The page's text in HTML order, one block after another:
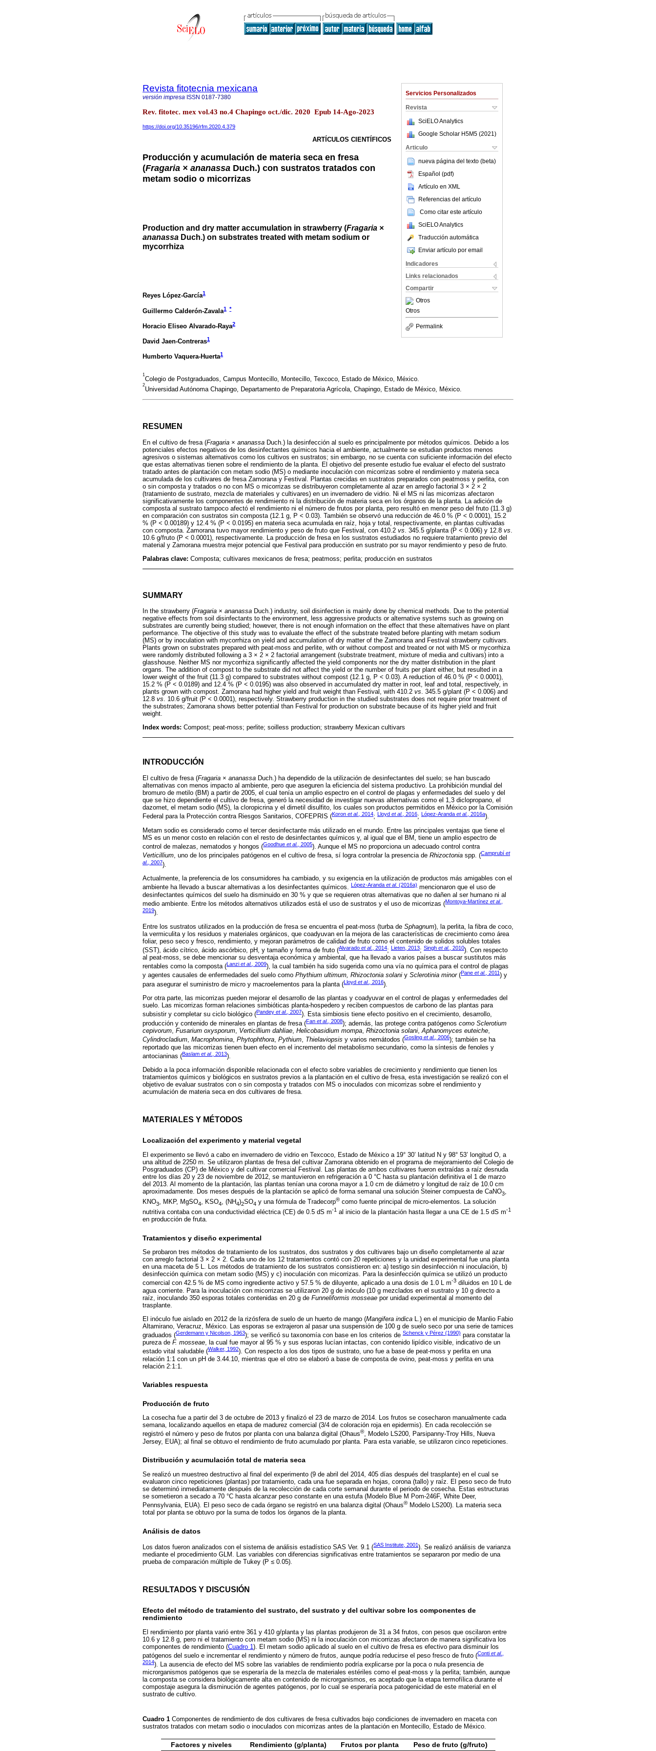
Servicios Personalizados
Revista
SciELO Analytics
Google Scholar H5M5 (2021 )
Articulo
nueva página del texto (beta)
Español (pdf)
Artículo en XML
Referencias del artículo
Como citar este artículo
SciELO Analytics
Traducción automática
Enviar artículo por email
Indicadores
Links relacionados
Compartir
Otros
Otros
Permalink
Revista fitotecnia mexicana
versión impresa ISSN 0187-7380
Rev. fitotec. mex vol.43 no.4 Chapingo oct./dic. 2020 Epub 14-Ago-2023
https://doi.org/10.35196/rfm.2020.4.379
ARTÍCULOS CIENTÍFICOS
Producción y acumulación de materia seca en fresa
(Fragaria × ananassa Duch.) con sustratos tratados con
metam sodio o micorrizas
Production and dry matter accumulation in strawberry (Fragaria ×
ananassa Duch.) on substrates treated with metam sodium or
mycorrhiza
Reyes López-García1
Guillermo Calderón-Zavala1 *
Horacio Eliseo Alvarado-Raya2
David Jaen-Contreras1
Humberto Vaquera-Huerta1
1
Colegio de Postgraduados, Campus Montecillo, Montecillo, Texcoco, Estado de México, México.
2
Universidad Autónoma Chapingo, Departamento de Preparatoria Agrícola, Chapingo, Estado de México, México.
RESUMEN
En el cultivo de fresa (Fragaria × ananassa Duch.) la desinfección al suelo es principalmente por métodos químicos. Debido a los
potenciales efectos negativos de los desinfectantes químicos hacia el ambiente, actualmente se estudian productos menos
agresivos o sistemas alternativos como los cultivos en sustratos; sin embargo, no se cuenta con suficiente información del efecto
que estas alternativas tienen sobre el rendimiento de la planta. El objetivo del presente estudio fue evaluar el efecto del sustrato
tratado antes de plantación con metam sodio (MS) o mediante inoculación con micorrizas sobre el rendimiento y materia seca
acumulada de los cultivares de fresa Zamorana y Festival. Plantas crecidas en sustratos preparados con peatmoss y perlita, con
o sin composta y tratados o no con MS o micorrizas se distribuyeron completamente al azar en arreglo factorial 3 × 2 × 2
(tratamiento de sustrato, mezcla de materiales y cultivares) en un invernadero de vidrio. Ni el MS ni las micorrizas afectaron
significativamente los componentes de rendimiento ni la distribución de materia seca en los órganos de la planta. La adición de
composta al sustrato tampoco afectó el rendimiento ni el número de frutos por planta, pero resultó en menor peso del fruto (11.3 g)
en comparación con sustratos sin composta (12.1 g, P < 0.03). También se observó una reducción de 46.0 % (P < 0.0001), 15.2
% (P < 0.00189) y 12.4 % (P < 0.0195) en materia seca acumulada en raíz, hoja y total, respectivamente, en plantas cultivadas
con composta. Zamorana tuvo mayor rendimiento y peso de fruto que Festival, con 410.2 vs. 345.5 g/planta (P < 0.006) y 12.8 vs.
10.6 g/fruto (P < 0.0001), respectivamente. La producción de fresa en los sustratos estudiados no requiere tratamiento previo del
material y Zamorana muestra mejor potencial que Festival para producción en sustrato por su mayor rendimiento y peso de fruto.
Palabras clave: Composta; cultivares mexicanos de fresa; peatmoss; perlita; producción en sustratos
SUMMARY
In the strawberry (Fragaria × ananassa Duch.) industry, soil disinfection is mainly done by chemical methods. Due to the potential
negative effects from soil disinfectants to the environment, less aggressive products or alternative systems such as growing on
substrates are currently being studied; however, there is not enough information on the effect that these alternatives have on plant
performance. The objective of this study was to evaluate the effect of the substrate treated before planting with metam sodium
(MS) or by inoculation with mycorrhiza on yield and accumulation of dry matter of the Zamorana and Festival strawberry cultivars.
Plants grown on substrates prepared with peat-moss and perlite, with or without compost and treated or not with MS or mycorrhiza
were randomly distributed following a 3 × 2 × 2 factorial arrangement (substrate treatment, mixture of media and cultivars) into a
glasshouse. Neither MS nor mycorrhiza significantly affected the yield components nor the dry matter distribution in the plant
organs. The addition of compost to the substrate did not affect the yield or the number of fruits per plant either, but resulted in a
lower weight of the fruit (11.3 g) compared to substrates without compost (12.1 g, P < 0.03). A reduction of 46.0 % (P < 0.0001),
15.2 % (P < 0.0189) and 12.4 % (P < 0.0195) was also observed in accumulated dry matter in root, leaf and total, respectively, in
plants grown with compost. Zamorana had higher yield and fruit weight than Festival, with 410.2 vs. 345.5 g/plant (P < 0.006) and
12.8 vs. 10.6 g/fruit (P < 0.0001), respectively. Strawberry production in the studied substrates does not require prior treatment of
the substrates; Zamorana shows better potential than Festival for production on substrate because of its higher yield and fruit
weight.
Index words: Compost; peat-moss; perlite; soilless production; strawberry Mexican cultivars
INTRODUCCIÓN
El cultivo de fresa (Fragaria × ananassa Duch.) ha dependido de la utilización de desinfectantes del suelo; se han buscado
alternativas con menos impacto al ambiente, pero que aseguren la eficiencia del sistema productivo. La prohibición mundial del
bromuro de metilo (BM) a partir de 2005, el cual tenía un amplio espectro en el control de plagas y enfermedades del suelo y del
que se hizo dependiente el cultivo de fresa, generó la necesidad de investigar nuevas alternativas como el 1,3 diclopropano, el
dazomet, el metam sodio (MS), la cloropicrina y el dimetil disulfito, los cuales son productos permitidos en México por la Comisión
Federal para la Protección contra Riesgos Sanitarios, COFEPRIS (Koron et al., 2014; Lloyd et al., 2016; López-Aranda et al., 2016a).
Metam sodio es considerado como el tercer desinfectante más utilizado en el mundo. Entre las principales ventajas que tiene el
MS es un menor costo en relación con el resto de desinfectantes químicos y, al igual que el BM, tiene un amplio espectro de
control de malezas, nematodos y hongos (Goodhue et al., 2005). Aunque el MS no proporciona un adecuado control contra
Verticillium, uno de los principales patógenos en el cultivo de fresa, sí logra controlar la presencia de Rhizoctonia spp. (Camprubí et
al., 2007).
Actualmente, la preferencia de los consumidores ha cambiado, y su exigencia en la utilización de productos más amigables con el
ambiente ha llevado a buscar alternativas a los desinfectantes químicos.
López-Aranda et al. (2016a) mencionaron que el uso de
desinfectantes químicos del suelo ha disminuido en 30 % y que se requieren otras alternativas que no dañen al ser humano ni al
medio ambiente. Entre los métodos alternativos utilizados está el uso de sustratos y el uso de micorrizas (Montoya-Martínez et al.
2019).
Entre los sustratos utilizados en la producción de fresa se encuentra el peat-moss (turba de Sphagnum), la perlita, la fibra de coco,
la vermiculita y los residuos y materiales orgánicos, que coadyuvan en la mejora de las características de crecimiento como área
foliar, peso seco y fresco, rendimiento, y mejoran parámetros de calidad de fruto como el contenido de solidos solubles totales
(SST), ácido cítrico, ácido ascórbico, pH, y tamaño y forma de fruto (Alvarado et al., 2014; Lieten, 2013; Singh et al., 2010). Con respecto
al peat-moss, se debe mencionar su desventaja económica y ambiental, que ha llevado a varios países a buscar sustitutos más
rentables como la composta (Lanzi et al., 2009), la cual también ha sido sugerida como una vía no química para el control de plagas
y agentes causales de enfermedades del suelo como Phythium ultimum, Rhizoctonia solani y Sclerotinia minor(Pane et al., 2011 ) y
para asegurar el suministro de micro y macroelementos para la planta (Lloyd et al., 2016).
Por otra parte, las micorrizas pueden mejorar el desarrollo de las plantas y coadyuvar en el control de plagas y enfermedades del
suelo. Las micorrizas forman relaciones simbióticas planta-hospedero y reciben compuestos de carbono de las plantas para
subsistir y completar su ciclo biológico (Pandey et al., 2007). Esta simbiosis tiene efecto positivo en el crecimiento, desarrollo,
producción y contenido de minerales en plantas de fresa (Fan et al., 2008); además, las protege contra patógenos como Sclerotium
cepivorum, Fusarium oxysporum, Verticillium dahliae, Helicobasidium mompa, Rhizoctonia solani,Aphanomyces euteiche,
Cylindrocladium, Macrophomina, Phytophthora, Pythium, Thielaviopsis y varios nemátodos (Gosling et al., 2006); también se ha
reportado que las micorrizas tienen buen efecto en el incremento del metabolismo secundario, como la síntesis de fenoles y
antocianinas (Baslam et al., 2013).
Debido a la poca información disponible relacionada con el efecto sobre variables de crecimiento y rendimiento que tienen los
tratamientos químicos y biológicos en sustratos previos a la plantación en el cultivo de fresa, esta investigación se realizó con el
objetivo de evaluar sustratos con o sin composta y tratados con MS o inoculados con micorrizas sobre el rendimiento y
acumulación de materia seca en dos cultivares de fresa.
MATERIALES Y MÉTODOS
Localización del experimento y material vegetal
El experimento se llevó a cabo en invernadero de vidrio en Texcoco, Estado de México a 19° 30’ latitud N y 98° 53’ longitud O, a
una altitud de 2250 m. Se utilizaron plantas de fresa del cultivar Zamorana obtenido en el programa de mejoramiento del Colegio de
Posgraduados (CP) de México y del cultivar comercial Festival. Las plantas de ambos cultivares fueron extraídas a raíz desnuda
entre los días 20 y 23 de noviembre de 2012, se mantuvieron en refrigeración a 0 °C hasta su plantación definitiva el 1 de marzo
del 2013. Al momento de la plantación, las plantas tenían una corona mayor a 1.0 cm de diámetro y longitud de raíz de 10.0 cm
aproximadamente. Dos meses después de la plantación se aplicó de forma semanal una solución Steiner compuesta de CaNO3
KNO3, MKP, MgSO4, KSO4, (NH4)2SO4 y una fórmula de Tradecorp® como fuente principal de micro-elementos. La solución
nutritiva contaba con una conductividad eléctrica (CE) de 0.5 dS m-1 al inicio de la plantación hasta llegar a una CE de 1.5 dS m-1
en producción de fruta.
Tratamientos y diseño experimental
Se probaron tres métodos de tratamiento de los sustratos, dos sustratos y dos cultivares bajo un diseño completamente al azar
con arreglo factorial 3 × 2 × 2. Cada uno de los 12 tratamientos contó con 20 repeticiones y la unidad experimental fue una planta
en una maceta de 5 L. Los métodos de tratamiento de los sustratos consistieron en: a) testigo sin desinfección ni inoculación, b)
desinfección química con metam sodio (MS) y c) inoculación con micorrizas. Para la desinfección química se utilizó un producto
comercial con 42.5 % de MS como ingrediente activo y 57.5 % de diluyente, aplicado a una dosis de 1.0 L m-3 diluidos en 10 L de
agua corriente. Para la inoculación con micorrizas se utilizaron 20 g de inóculo (10 g mezclados en el sustrato y 10 g directo a
raíz, inoculando 350 esporas totales contenidas en 20 g de Funneliformis mosseae por unidad experimental al momento del
trasplante.
El inóculo fue aislado en 2012 de la rizósfera de suelo de un huerto de mango (Mangifera indica L.) en el municipio de Manlio Fabio
Altamirano, Veracruz, México. Las esporas se extrajeron al pasar una suspensión de 100 g de suelo seco por una serie de tamices
graduados (Gerdemann y Nicolson, 1963); se verificó su taxonomía con base en los criterios de Schenck y Pérez (1990) para constatar la
pureza de F. mosseae, la cual fue mayor al 95 % y sus esporas lucían intactas, con contenido lipídico visible, indicativo de un
estado vital saludable (Walker, 1992). Con respecto a los dos tipos de sustrato, uno fue a base de peat-moss y perlita en una
relación 1:1 con un pH de 3.44.10, mientras que el otro se elaboró a base de composta de ovino, peat-moss y perlita en una
relación 2:1:1.
Variables respuesta
Producción de fruto
La cosecha fue a partir del 3 de octubre de 2013 y finalizó el 23 de marzo de 2014. Los frutos se cosecharon manualmente cada
semana, localizando aquellos en etapa de madurez comercial (3/4 de coloración roja en epidermis). En cada recolección se
registró el número y peso de frutos por planta con una balanza digital (Ohaus®, Modelo LS200, Parsipanny-Troy Hills, Nueva
Jersey, EUA); al final se obtuvo el rendimiento de fruto acumulado por planta. Para esta variable, se utilizaron cinco repeticiones.
Distribución y acumulación total de materia seca
Se realizó un muestreo destructivo al final del experimento (9 de abril del 2014, 405 días después del trasplante) en el cual se
evaluaron cinco repeticiones (plantas) por tratamiento, cada una fue separada en hojas, corona (tallo) y raíz. El peso seco de fruto
se determinó inmediatamente después de la recolección de cada corte semanal durante el periodo de cosecha. Estas estructuras
se sometieron a secado a 70 °C hasta alcanzar peso constante en una estufa (Modelo Blue M Pom-246F, White Deer,
Pennsylvania, EUA). El peso seco de cada órgano se registró en una balanza digital (Ohaus® Modelo LS200). La materia seca
total por planta se obtuvo por la suma de todos los órganos de la planta.
Análisis de datos
Los datos fueron analizados con el sistema de análisis estadístico SAS Ver. 9.1 (SAS Institute, 2001). Se realizó análisis de varianza
mediante el procedimiento GLM. Las variables con diferencias significativas entre tratamientos se separaron por medio de una
prueba de comparación múltiple de Tukey (P ≤ 0.05).
RESULTADOS Y DISCUSIÓN
Efecto del método de tratamiento del sustrato, del sustrato y del cultivar sobre los componentes de
rendimiento
El rendimiento por planta varió entre 361 y 410 g/planta y las plantas produjeron de 31 a 34 frutos, con pesos que oscilaron entre
10.6 y 12.8 g, pero ni el tratamiento con metam sodio (MS) ni la inoculación con micorrizas afectaron de manera significativa los
componentes de rendimiento (Cuadro 1 ). El metam sodio aplicado al suelo en el cultivo de fresa es efectivo para disminuir los
patógenos del suelo e incrementar el rendimiento y número de frutos, aunque podría reducirse el peso fresco de fruto (Conti et al.,
2014). La ausencia de efecto del MS sobre las variables de rendimiento podría explicarse por la poca o nula presencia de
microrganismos patógenos que se esperaría de la mezcla de materiales estériles como el peat-moss y la perlita; también, aunque
la composta se considera biológicamente alta en contenido de microrganismos, es aceptado que la etapa termofílica durante el
compostaje asegura la disminución de agentes patógenos, por lo cual se esperaría poca patogenicidad de este material en el
sustrato de cultivo.
Cuadro 1 Componentes de rendimiento de dos cultivares de fresa cultivados bajo condiciones de invernadero en maceta con
sustratos tratados con metam sodio o inoculados con micorrizas antes de la plantación en Montecillo, Estado de México.
Factores y niveles Rendimiento (g/planta) Frutos por planta Peso de fruto (g/fruto)